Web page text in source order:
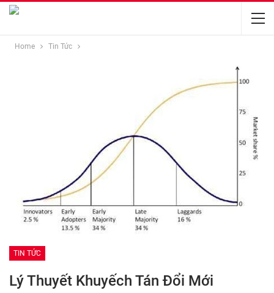
Home Tin Tức
TIN TỨC
Lý Thuyết Khuyếch Tán Đổi Mới